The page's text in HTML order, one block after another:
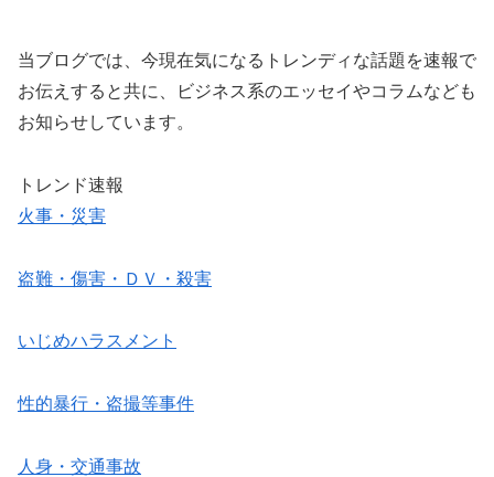
当ブログでは、今現在気になるトレンディな話題を速報で
お伝えすると共に、ビジネス系のエッセイやコラムなども
お知らせしています。
トレンド速報
火事・災害
盗難・傷害・ＤＶ・殺害
いじめハラスメント
性的暴行・盗撮等事件
人身・交通事故